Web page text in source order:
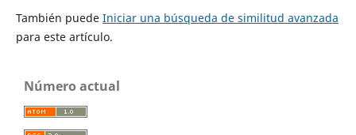
También puede Iniciar una búsqueda de similitud avanzada
para este artículo.
Número actual